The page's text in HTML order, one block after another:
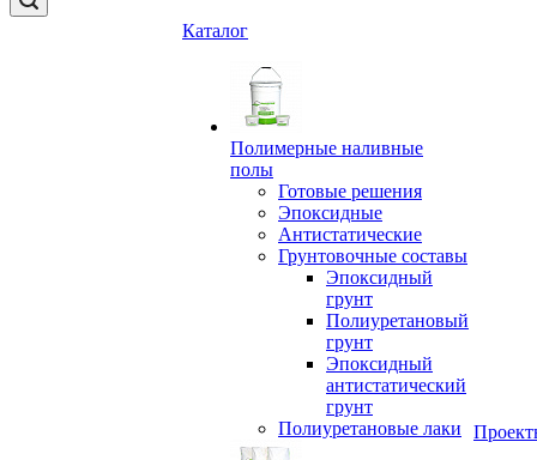
Каталог
Полимерные наливные
полы
Готовые решения
Эпоксидные
Антистатические
Грунтовочные составы
Эпоксидный
грунт
Полиуретановый
грунт
Эпоксидный
антистатический
грунт
Полиуретановые лаки